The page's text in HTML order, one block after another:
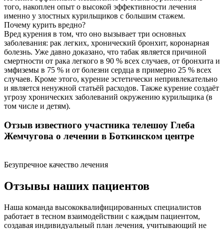
того, накоплен опыт о высокой эффективности лечения
именно у злостных курильщиков с большим стажем.
Почему курить вредно?
Вред курения в том, что оно вызывает три основных
заболевания: рак легких, хронический бронхит, коронарная
болезнь. Уже давно доказано, что табак является причиной
смертности от рака легкого в 90 % всех случаев, от бронхита и
эмфиземы в 75 % и от болезни сердца в примерно 25 % всех
случаев. Кроме этого, курение эстетически непривлекательно
и является ненужной статьёй расходов. Также курение создаёт
угрозу хронических заболеваний окружению курильщика (в
том числе и детям).
Отзыв известного участника телешоу Глеба
Жемчугова о лечении в Боткинском центре
Безупречное качество лечения
Отзывы наших пациентов
Наша команда высококвалифицированных специалистов
работает в тесном взаимодействии с каждым пациентом,
создавая индивидуальный план лечения, учитывающий не